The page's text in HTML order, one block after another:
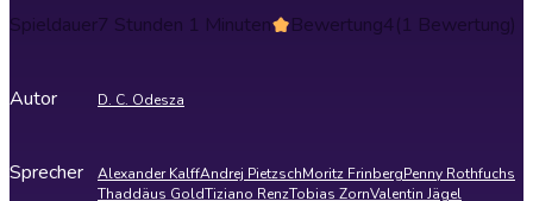
Spieldauer7 Stunden 1 Minuten Bewertung4(1 Bewertung)
Autor D. C. Odesza
Sprecher Alexander KalffAndrej PietzschMoritz FrinbergPenny Rothfuchs
Thaddäus GoldTiziano RenzTobias ZornValentin Jägel